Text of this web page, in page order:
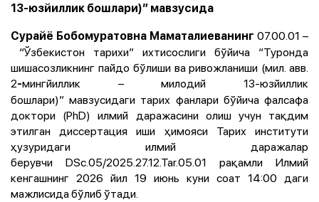
13-юзйиллик бошлари)” мавзусида
Сурайё Бобомуратовна Маматалиеванинг 07.00.01 –
“Ўзбекистон тарихи” ихтисослиги бўйича “Туронда
шишасозликнинг пайдо бўлиши ва ривожланиши (мил. авв.
2-мингйиллик – милодий 13-юзйиллик
бошлари)” мавзусидаги тарих фанлари бўйича фалсафа
доктори (PhD) илмий даражасини олиш учун тақдим
этилган диссертация иши ҳимояси Тарих институти
ҳузуридаги илмий даражалар
берувчи DSc.05/2025.27.12.Tar.05.01 рақамли Илмий
кенгашнинг 2026 йил 19 июнь куни соат 14:00 даги
мажлисида бўлиб ўтади.